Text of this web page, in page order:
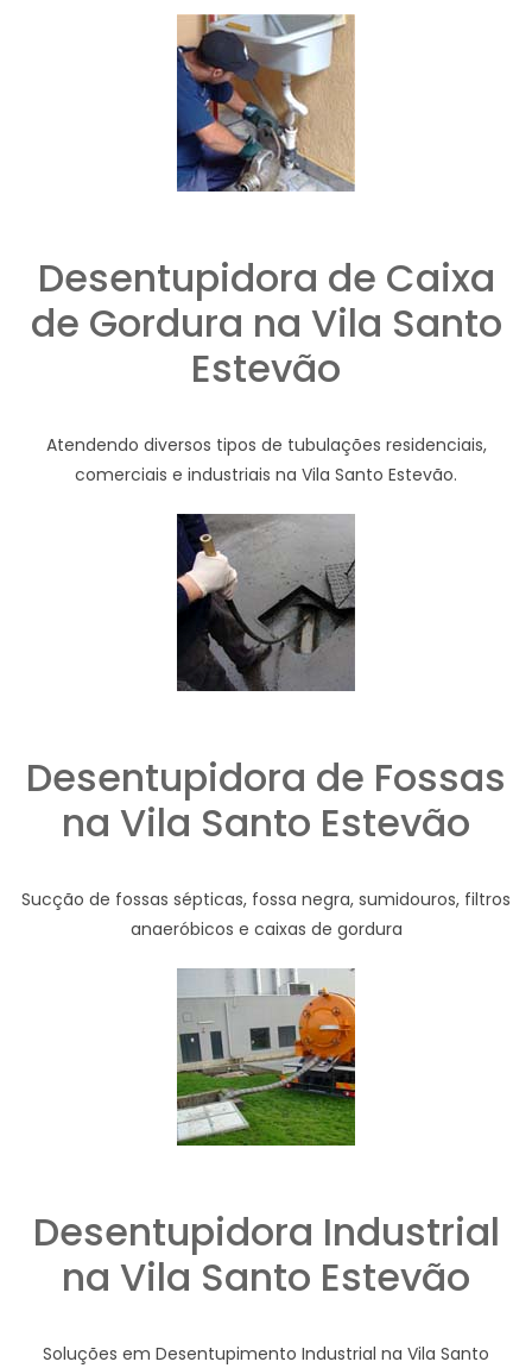
Desentupidora de Caixa
de Gordura na Vila Santo
Estevão
Atendendo diversos tipos de tubulações residenciais,
comerciais e industriais na Vila Santo Estevão.
Desentupidora de Fossas
na Vila Santo Estevão
Sucção de fossas sépticas, fossa negra, sumidouros, filtros
anaeróbicos e caixas de gordura
Desentupidora Industrial
na Vila Santo Estevão
Soluções em Desentupimento Industrial na Vila Santo